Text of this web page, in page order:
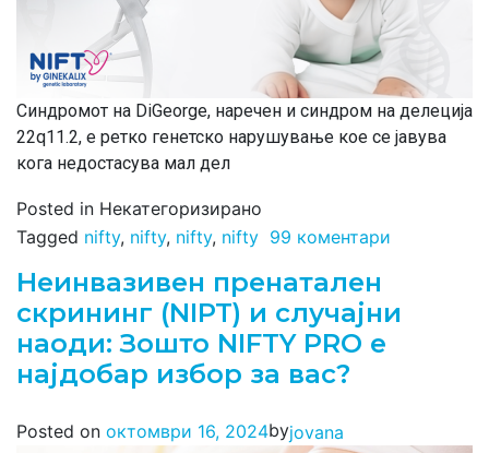
Синдромот на DiGeorge, наречен и синдром на делеција
22q11.2, е ретко генетско нарушување кое се јавува
кога недостасува мал дел
Posted in Некатегоризирано
Tagged nifty, nifty, nifty, nifty 99 коментари
Неинвазивен пренатален
скрининг (NIPT) и случајни
наоди: Зошто NIFTY PRO е
најдобар избор за вас?
Posted on октомври 16, 2024byjovana